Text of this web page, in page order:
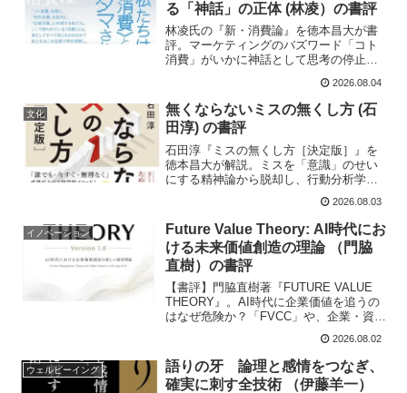
る「神話」の正体 (林凌）の書評
林凌氏の『新・消費論』を徳本昌大が書
評。マーケティングのバズワード「コト
消費」がいかに神話として思考の停止や
剖。1980年代のポストモダニズム、オタ
ク文化の応援消費、性的消費のパラドッ
クスを読み解き、意思決定の質を上げる
「構造で考える」思考法を解説します。
2026.08.04
文化
無くならないミスの無くし方 (石
田淳) の書評
石田淳『ミスの無くし方［決定版］』を
徳本昌大が解説。ミスを「意識」のせい
にする精神論から脱却し、行動分析学・
づくり」でヒューマンエラーを防ぐ方法
を学びます。AI時代にこそ求められる、
具体的で再現性のあるマネジメント術と
MORSの法則の活用法を深く紐解きま
す。
2026.08.03
イノベーション
Future Value Theory: AI時代にお
ける未来価値創造の理論 （門脇
直樹）の書評
【書評】門脇直樹著『FUTURE VALUE
THEORY』。AI時代に企業価値を追うの
はなぜ危険か？「FVCC」や、企業・資
「意思」が未来を創るというAI時代の
新・経営哲学をコンサルタント徳本昌大
が熱く解説します。
2026.08.02
ウェルビーイング
語りの牙 論理と感情をつなぎ、
確実に刺す全技術 （伊藤羊一）